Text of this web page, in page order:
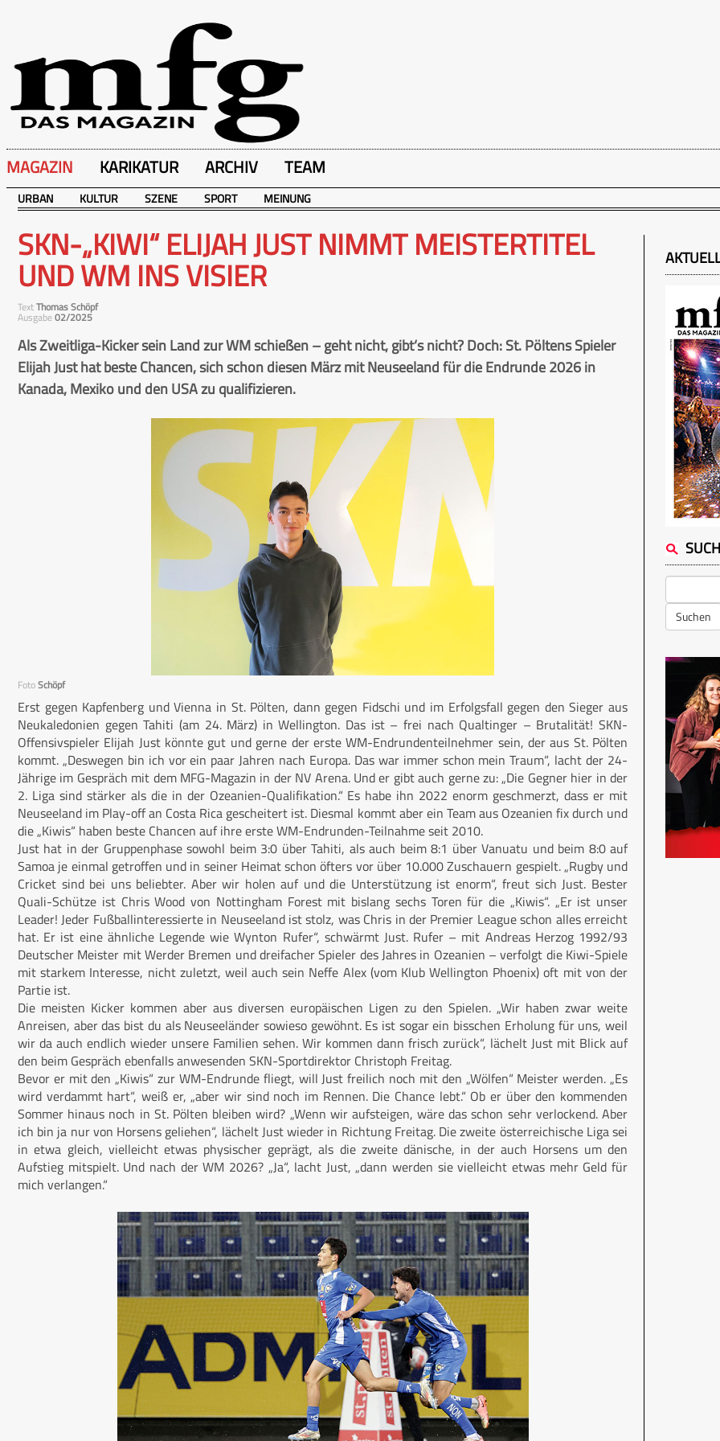
MAGAZIN KARIKATUR ARCHIV TEAM
URBAN KULTUR SZENE SPORT MEINUNG
SKN-„KIWI“ ELIJAH JUST NIMMT MEISTERTITEL
UND WM INS VISIER
TextThomas Schöpf
Ausgabe02/2025
Als Zweitliga-Kicker sein Land zur WM schießen – geht nicht, gibt‘s nicht? Doch: St. Pöltens Spieler
Elijah Just hat beste Chancen, sich schon diesen März mit Neuseeland für die Endrunde 2026 in
Kanada, Mexiko und den USA zu qualifizieren.
FotoSchöpf
Erst gegen Kapfenberg und Vienna in St. Pölten, dann gegen Fidschi und im Erfolgsfall gegen den Sieger aus
Neukaledonien gegen Tahiti (am 24. März) in Wellington. Das ist – frei nach Qualtinger – Brutalität! SKN-
Offensivspieler Elijah Just könnte gut und gerne der erste WM-Endrundenteilnehmer sein, der aus St. Pölten
kommt. „Deswegen bin ich vor ein paar Jahren nach Europa. Das war immer schon mein Traum“, lacht der 24-
Jährige im Gespräch mit dem MFG-Magazin in der NV Arena. Und er gibt auch gerne zu: „Die Gegner hier in der
2. Liga sind stärker als die in der Ozeanien-Qualifikation.“ Es habe ihn 2022 enorm geschmerzt, dass er mit
Neuseeland im Play-off an Costa Rica gescheitert ist. Diesmal kommt aber ein Team aus Ozeanien fix durch und
die „Kiwis“ haben beste Chancen auf ihre erste WM-Endrunden-Teilnahme seit 2010.
Just hat in der Gruppenphase sowohl beim 3:0 über Tahiti, als auch beim 8:1 über Vanuatu und beim 8:0 auf
Samoa je einmal getroffen und in seiner Heimat schon öfters vor über 10.000 Zuschauern gespielt. „Rugby und
Cricket sind bei uns beliebter. Aber wir holen auf und die Unterstützung ist enorm“, freut sich Just. Bester
Quali-Schütze ist Chris Wood von Nottingham Forest mit bislang sechs Toren für die „Kiwis“. „Er ist unser
Leader! Jeder Fußballinteressierte in Neuseeland ist stolz, was Chris in der Premier League schon alles erreicht
hat. Er ist eine ähnliche Legende wie Wynton Rufer“, schwärmt Just. Rufer – mit Andreas Herzog 1992/93
Deutscher Meister mit Werder Bremen und dreifacher Spieler des Jahres in Ozeanien – verfolgt die Kiwi-Spiele
mit starkem Interesse, nicht zuletzt, weil auch sein Neffe Alex (vom Klub Wellington Phoenix) oft mit von der
Partie ist.
Die meisten Kicker kommen aber aus diversen europäischen Ligen zu den Spielen. „Wir haben zwar weite
Anreisen, aber das bist du als Neuseeländer sowieso gewöhnt. Es ist sogar ein bisschen Erholung für uns, weil
wir da auch endlich wieder unsere Familien sehen. Wir kommen dann frisch zurück“, lächelt Just mit Blick auf
den beim Gespräch ebenfalls anwesenden SKN-Sportdirektor Christoph Freitag.
Bevor er mit den „Kiwis“ zur WM-Endrunde fliegt, will Just freilich noch mit den „Wölfen“ Meis­ter werden. „Es
wird verdammt hart“, weiß er, „aber wir sind noch im Rennen. Die Chance lebt.“ Ob er über den kommenden
Sommer hinaus noch in St. Pölten bleiben wird? „Wenn wir aufsteigen, wäre das schon sehr verlockend. Aber
ich bin ja nur von Horsens geliehen“, lächelt Just wieder in Richtung Freitag. Die zweite österreichische Liga sei
in etwa gleich, vielleicht etwas physischer geprägt, als die zweite dänische, in der auch Horsens um den
Aufstieg mitspielt. Und nach der WM 2026? „Ja“, lacht Just, „dann werden sie vielleicht etwas mehr Geld für
mich verlangen.“
Suchen